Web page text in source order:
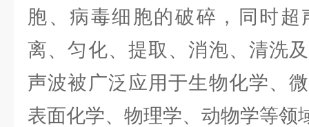
胞、病毒细胞的破碎，同时
离、匀化、提取、消泡、清洗
声波被广泛应用于生物化学、
表面化学、物理学、动物学等领